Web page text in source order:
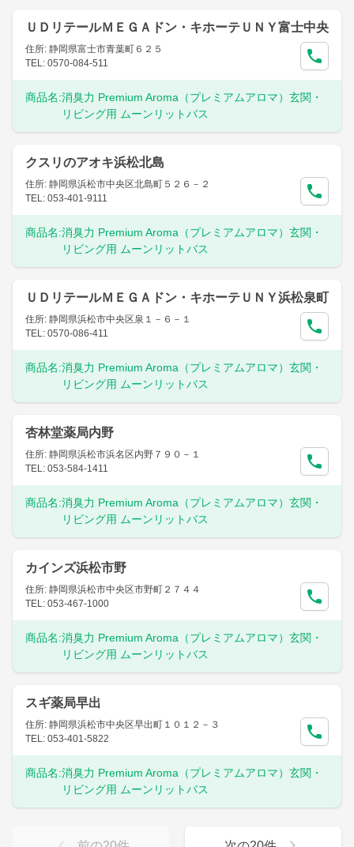
ＵＤリテールＭＥＧＡドン・キホーテＵＮＹ富士中央
住所: 静岡県富士市青葉町６２５
TEL: 0570-084-511
商品名:消臭力 Premium Aroma（プレミアムアロマ）玄関・
リビング用 ムーンリットバス
クスリのアオキ浜松北島
住所: 静岡県浜松市中央区北島町５２６－２
TEL: 053-401-9111
商品名:消臭力 Premium Aroma（プレミアムアロマ）玄関・
リビング用 ムーンリットバス
ＵＤリテールＭＥＧＡドン・キホーテＵＮＹ浜松泉町
住所: 静岡県浜松市中央区泉１－６－１
TEL: 0570-086-411
商品名:消臭力 Premium Aroma（プレミアムアロマ）玄関・
リビング用 ムーンリットバス
杏林堂薬局内野
住所: 静岡県浜松市浜名区内野７９０－１
TEL: 053-584-1411
商品名:消臭力 Premium Aroma（プレミアムアロマ）玄関・
リビング用 ムーンリットバス
カインズ浜松市野
住所: 静岡県浜松市中央区市野町２７４４
TEL: 053-467-1000
商品名:消臭力 Premium Aroma（プレミアムアロマ）玄関・
リビング用 ムーンリットバス
スギ薬局早出
住所: 静岡県浜松市中央区早出町１０１２－３
TEL: 053-401-5822
商品名:消臭力 Premium Aroma（プレミアムアロマ）玄関・
リビング用 ムーンリットバス